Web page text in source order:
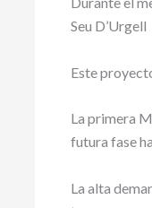
Seu D’Urgell
Este
La primera
futura fase
La alta